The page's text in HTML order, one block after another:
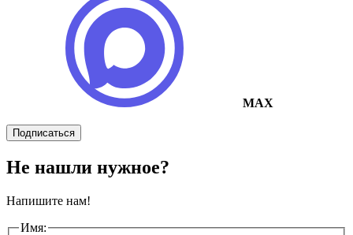
MAX
Подписаться
Не нашли нужное?
Напишите нам!
Имя: